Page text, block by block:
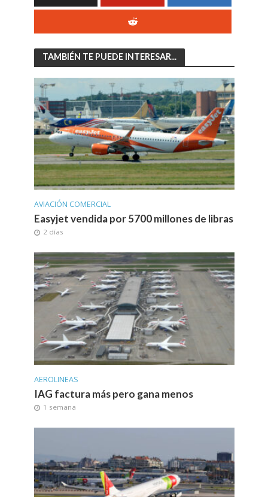
TAMBIÉN TE PUEDE INTERESAR...
AVIACIÓN COMERCIAL
Easyjet vendida por 5700 millones de libras
2 días
AEROLINEAS
IAG factura más pero gana menos
1 semana